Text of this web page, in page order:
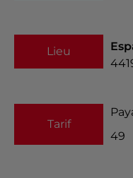
Lieu
Tarif
49